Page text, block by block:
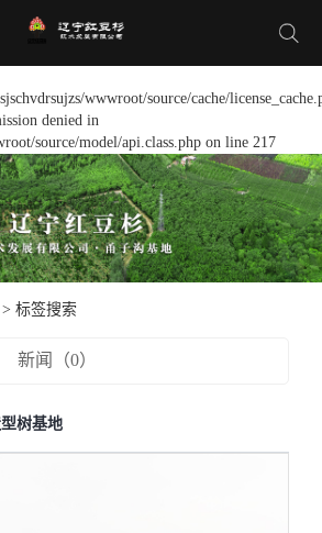
wwwroot/source/cache/
denied in
source/model/api.class.php on line 217
> 标签搜索
新闻（0）
树基地